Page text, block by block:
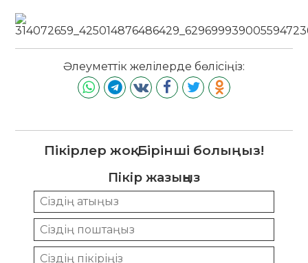
Әлеуметтік желілерде бөлісіңіз:
Пікірлер жоқ. Бірінші болыңыз!
Пікір жазыңыз